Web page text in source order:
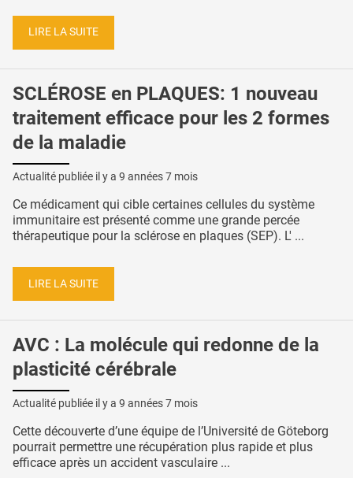
LIRE LA SUITE
SCLÉROSE en PLAQUES: 1 nouveau
traitement efficace pour les 2 formes
de la maladie
Actualité publiée il y a 9 années 7 mois
Ce médicament qui cible certaines cellules du système
immunitaire est présenté comme une grande percée
thérapeutique pour la sclérose en plaques (SEP). L' ...
LIRE LA SUITE
AVC : La molécule qui redonne de la
plasticité cérébrale
Actualité publiée il y a 9 années 7 mois
Cette découverte d’une équipe de l’Université de Göteborg
pourrait permettre une récupération plus rapide et plus
efficace après un accident vasculaire ...